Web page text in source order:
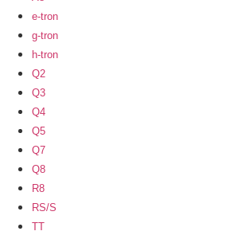
e-tron
g-tron
h-tron
Q2
Q3
Q4
Q5
Q7
Q8
R8
RS/S
TT